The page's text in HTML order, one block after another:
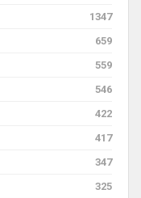
1347
659
559
546
422
417
347
325